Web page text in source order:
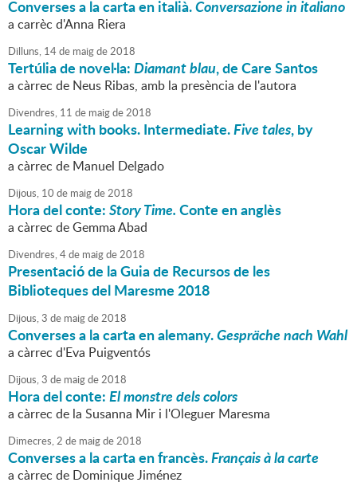
Converses a la carta en italià.Conversazione in italiano
a carrèc d'Anna Riera
Dilluns, 14de maigde2018
Tertúlia de novel·la:Diamant blau, de Care Santos
a càrrec de Neus Ribas, amb la presència de l'autora
Divendres, 11 de maigde2018
Learning with books. Intermediate.Five tales, by
Oscar Wilde
a càrrec de Manuel Delgado
Dijous, 10 de maigde2018
Hora del conte:Story Time.Conte en anglès
a càrrec de Gemma Abad
Divendres,4de maigde2018
Presentació de la Guia de Recursos de les
Biblioteques del Maresme 2018
Dijous,3 de maigde2018
Converses a la carta en alemany.Gespräche nach Wahl
a càrrec d'Eva Puigventós
Dijous,3 de maigde2018
Hora del conte:El monstre dels colors
a càrrec de la Susanna Mir i l'Oleguer Maresma
Dimecres,2 de maigde2018
Converses a la carta en francès.Français à la carte
a càrrec de Dominique Jiménez